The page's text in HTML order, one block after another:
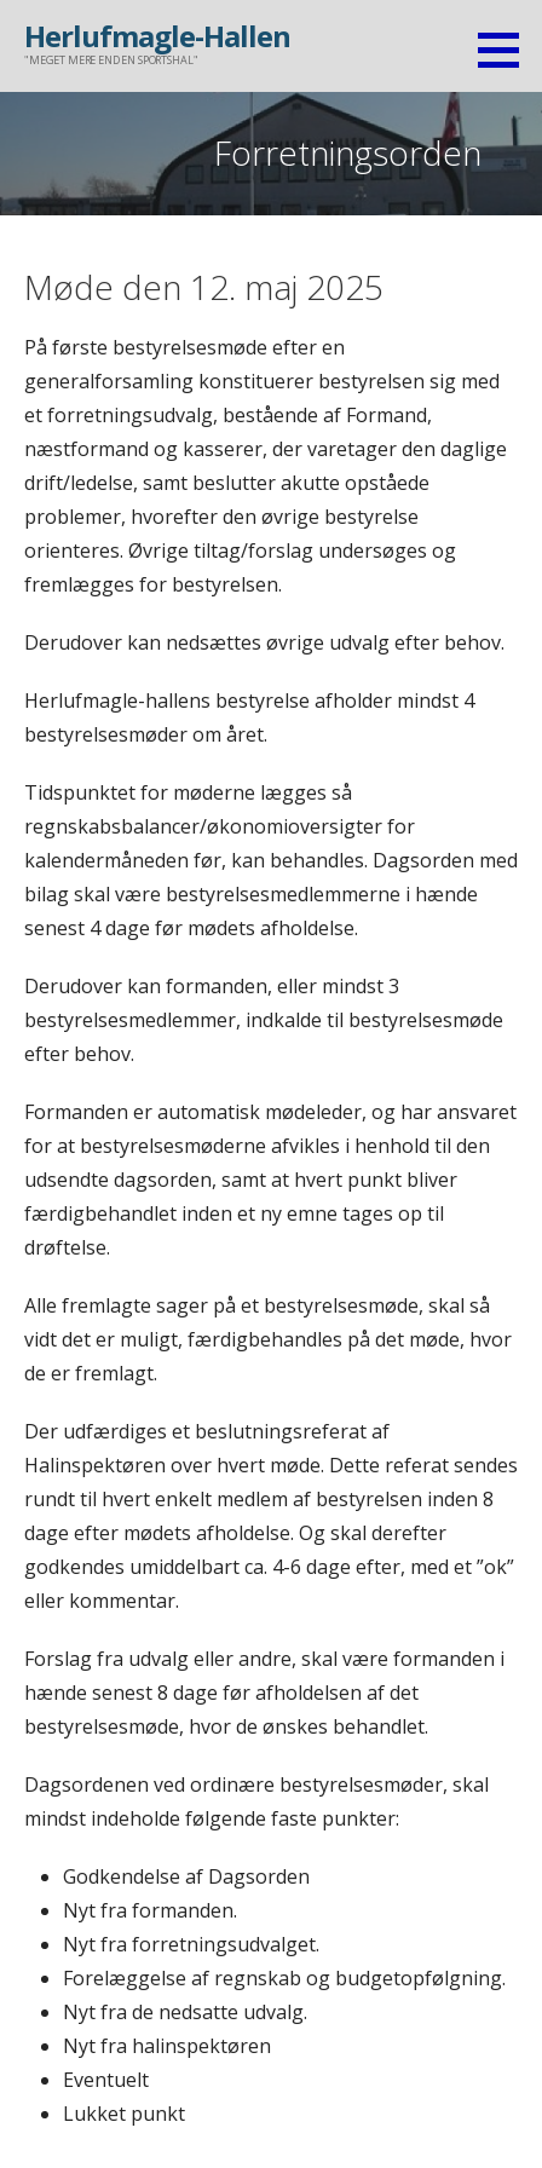
Herlufmagle-Hallen
"MEGET MERE END EN SPORTSHAL"
Forretningsorden
Møde den 12. maj 2025
På første bestyrelsesmøde efter en
generalforsamling konstituerer bestyrelsen sig med
et forretningsudvalg, bestående af Formand,
næstformand og kasserer, der varetager den daglige
drift/ledelse, samt beslutter akutte opståede
problemer, hvorefter den øvrige bestyrelse
orienteres. Øvrige tiltag/forslag undersøges og
fremlægges for bestyrelsen.
Derudover kan nedsættes øvrige udvalg efter behov.
Herlufmagle-hallens bestyrelse afholder mindst 4
bestyrelsesmøder om året.
Tidspunktet for møderne lægges så
regnskabsbalancer/økonomioversigter for
kalendermåneden før, kan behandles. Dagsorden med
bilag skal være bestyrelsesmedlemmerne i hænde
senest 4 dage før mødets afholdelse.
Derudover kan formanden, eller mindst 3
bestyrelsesmedlemmer, indkalde til bestyrelsesmøde
efter behov.
Formanden er automatisk mødeleder, og har ansvaret
for at bestyrelsesmøderne afvikles i henhold til den
udsendte dagsorden, samt at hvert punkt bliver
færdigbehandlet inden et ny emne tages op til
drøftelse.
Alle fremlagte sager på et bestyrelsesmøde, skal så
vidt det er muligt, færdigbehandles på det møde, hvor
de er fremlagt.
Der udfærdiges et beslutningsreferat af
Halinspektøren over hvert møde. Dette referat sendes
rundt til hvert enkelt medlem af bestyrelsen inden 8
dage efter mødets afholdelse. Og skal derefter
godkendes umiddelbart ca. 4-6 dage efter, med et ”ok”
eller kommentar.
Forslag fra udvalg eller andre, skal være formanden i
hænde senest 8 dage før afholdelsen af det
bestyrelsesmøde, hvor de ønskes behandlet.
Dagsordenen ved ordinære bestyrelsesmøder, skal
mindst indeholde følgende faste punkter:
Godkendelse af Dagsorden
Nyt fra formanden.
Nyt fra forretningsudvalget.
Forelæggelse af regnskab og budgetopfølgning.
Nyt fra de nedsatte udvalg.
Nyt fra halinspektøren
Eventuelt
Lukket punkt